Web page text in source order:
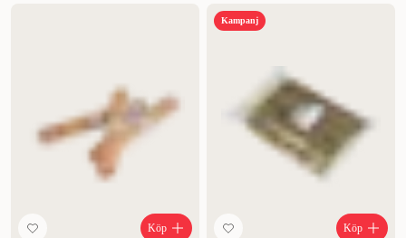
Köp
Kampanj
Köp